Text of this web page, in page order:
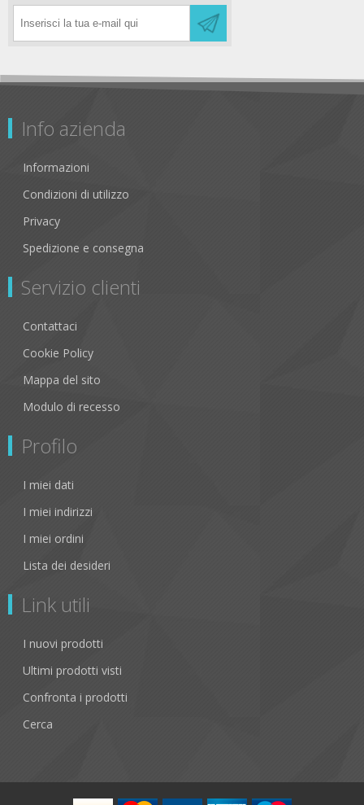
Info azienda
Informazioni
Condizioni di utilizzo
Privacy
Spedizione e consegna
Servizio clienti
Contattaci
Cookie Policy
Mappa del sito
Modulo di recesso
Profilo
I miei dati
I miei indirizzi
I miei ordini
Lista dei desideri
Link utili
I nuovi prodotti
Ultimi prodotti visti
Confronta i prodotti
Cerca